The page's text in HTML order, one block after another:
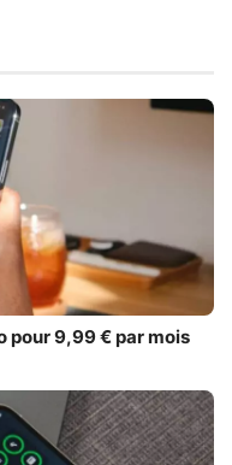
pour 9,99 € par mois